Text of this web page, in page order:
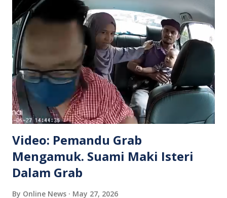
Video: Pemandu Grab
Mengamuk. Suami Maki Isteri
Dalam Grab
By Online News May 27, 2026